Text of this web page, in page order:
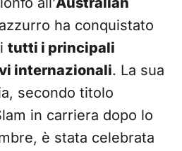
ha conquistato
tutti i principali
internazionali. La sua
secondo titolo
in carriera dopo lo
è stata celebrata